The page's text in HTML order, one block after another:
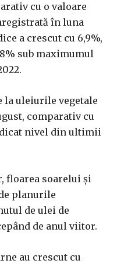
cu o valoare
în luna
a crescut cu 6,9%,
sub maximumul
la uleiurile vegetale
comparativ cu
nivel din ultimii
floarea soarelui şi
planurile
de ulei de
de anul viitor.
au crescut cu